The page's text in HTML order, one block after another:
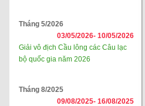
Tháng 5/2026
03/05/2026- 10/05/2026
Giải vô địch Cầu lông các Câu lạc
bộ quốc gia năm 2026
Tháng 8/2025
09/08/2025- 16/08/2025